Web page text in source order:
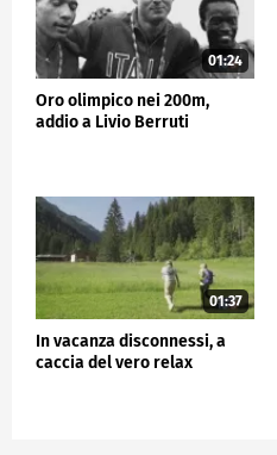
01:24
Oro olimpico nei 200m,
addio a Livio Berruti
01:37
In vacanza disconnessi, a
caccia del vero relax